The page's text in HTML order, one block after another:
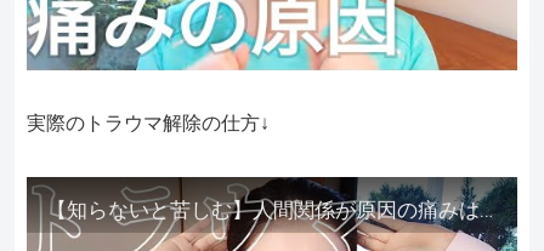
実際のトラウマ解除の仕方↓
【知らないと苦しむ】人間関係が原因の痛みはトラウマ解除が必須。病院に行っても原因不明で治らない不調はこれをしてからケアしてみてください。